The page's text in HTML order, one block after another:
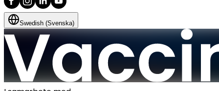
Swedish (Svenska)